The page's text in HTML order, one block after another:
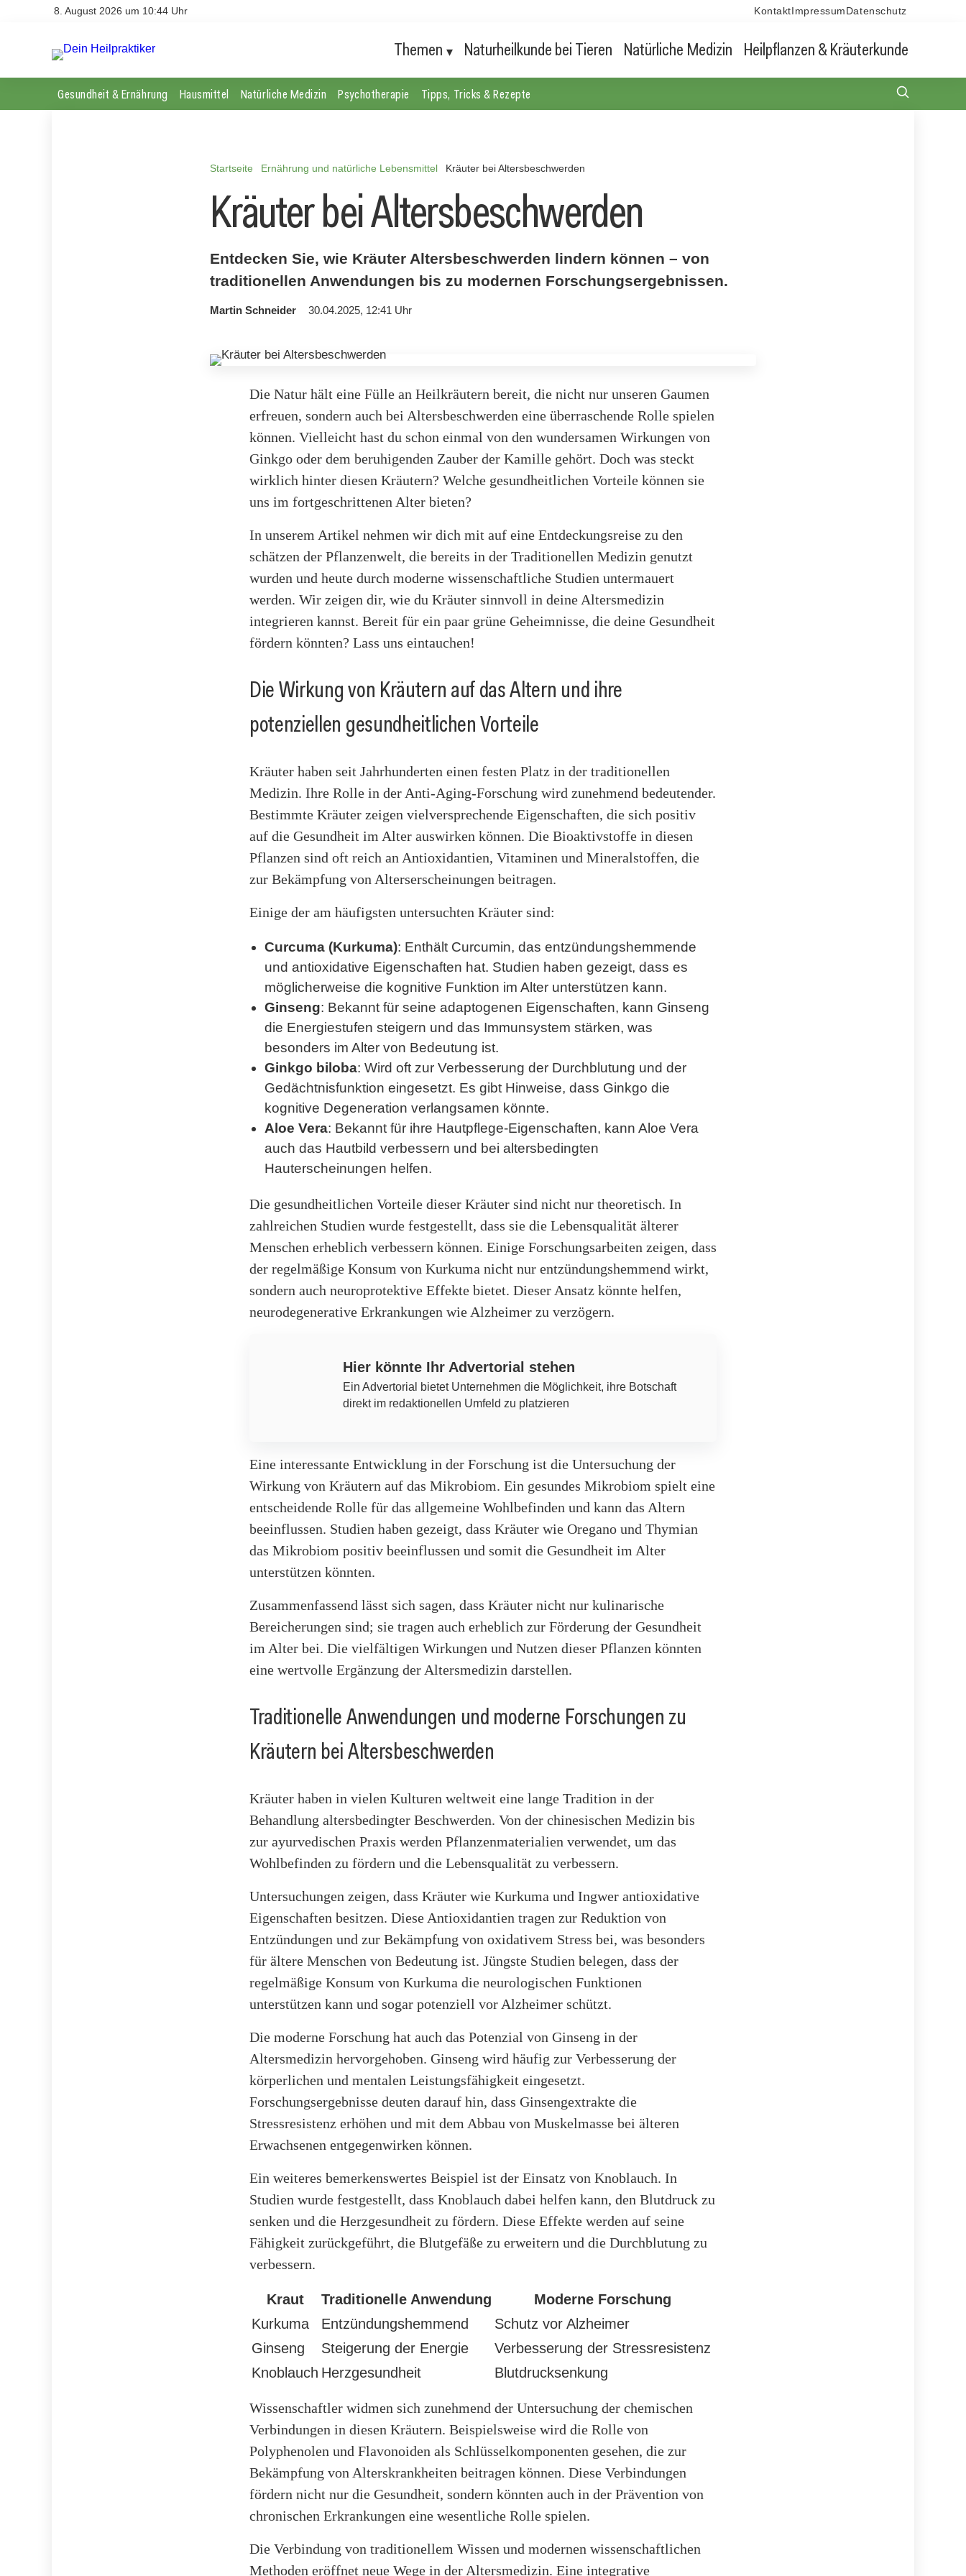
8. August 2026 um 10:44 Uhr Kontakt Impressum Datenschutz
Themen Naturheilkunde bei Tieren Natürliche Medizin Heilpflanzen & Kräuterkunde
Gesundheit & Ernährung Hausmittel Natürliche Medizin Psychotherapie Tipps, Tricks & Rezepte
Startseite Ernährung und natürliche Lebensmittel Kräuter bei Altersbeschwerden
Kräuter bei Altersbeschwerden
Entdecken Sie, wie Kräuter Altersbeschwerden lindern können – von
traditionellen Anwendungen bis zu modernen Forschungsergebnissen.
Martin Schneider 30.04.2025, 12:41 Uhr
Die Natur hält eine Fülle an Heilkräutern bereit, die nicht nur unseren Gaumen
erfreuen, sondern auch bei Altersbeschwerden eine überraschende Rolle spielen
können. Vielleicht hast du schon einmal von den wundersamen Wirkungen von
Ginkgo oder dem beruhigenden Zauber der Kamille gehört. Doch was steckt
wirklich hinter diesen Kräutern? Welche gesundheitlichen Vorteile können sie
uns im fortgeschrittenen Alter bieten?
In unserem Artikel nehmen wir dich mit auf eine Entdeckungsreise zu den
schätzen der Pflanzenwelt, die bereits in der Traditionellen Medizin genutzt
wurden und heute durch moderne wissenschaftliche Studien untermauert
werden. Wir zeigen dir, wie du Kräuter sinnvoll in deine Altersmedizin
integrieren kannst. Bereit für ein paar grüne Geheimnisse, die deine Gesundheit
fördern könnten? Lass uns eintauchen!
Die Wirkung von Kräutern auf das Altern und ihre
potenziellen gesundheitlichen Vorteile
Kräuter haben seit Jahrhunderten einen festen Platz in der traditionellen
Medizin. Ihre Rolle in der Anti-Aging-Forschung wird zunehmend bedeutender.
Bestimmte Kräuter zeigen vielversprechende Eigenschaften, die sich positiv
auf die Gesundheit im Alter auswirken können. Die Bioaktivstoffe in diesen
Pflanzen sind oft reich an Antioxidantien, Vitaminen und Mineralstoffen, die
zur Bekämpfung von Alterserscheinungen beitragen.
Einige der am häufigsten untersuchten Kräuter sind:
Curcuma (Kurkuma): Enthält Curcumin, das entzündungshemmende
und antioxidative Eigenschaften hat. Studien haben gezeigt, dass es
möglicherweise die kognitive Funktion im Alter unterstützen kann.
Ginseng: Bekannt für seine adaptogenen Eigenschaften, kann Ginseng
die Energiestufen steigern und das Immunsystem stärken, was
besonders im Alter von Bedeutung ist.
Ginkgo biloba: Wird oft zur Verbesserung der Durchblutung und der
Gedächtnisfunktion eingesetzt. Es gibt Hinweise, dass Ginkgo die
kognitive Degeneration verlangsamen könnte.
Aloe Vera: Bekannt für ihre Hautpflege-Eigenschaften, kann Aloe Vera
auch das Hautbild verbessern und bei altersbedingten
Hauterscheinungen helfen.
Die gesundheitlichen Vorteile dieser Kräuter sind nicht nur theoretisch. In
zahlreichen Studien wurde festgestellt, dass sie die Lebensqualität älterer
Menschen erheblich verbessern können. Einige Forschungsarbeiten zeigen, dass
der regelmäßige Konsum von Kurkuma nicht nur entzündungshemmend wirkt,
sondern auch neuroprotektive Effekte bietet. Dieser Ansatz könnte helfen,
neurodegenerative Erkrankungen wie Alzheimer zu verzögern.
Hier könnte Ihr Advertorial stehen
Ein Advertorial bietet Unternehmen die Möglichkeit, ihre Botschaft
direkt im redaktionellen Umfeld zu platzieren
Eine interessante Entwicklung in der Forschung ist die Untersuchung der
Wirkung von Kräutern auf das Mikrobiom. Ein gesundes Mikrobiom spielt eine
entscheidende Rolle für das allgemeine Wohlbefinden und kann das Altern
beeinflussen. Studien haben gezeigt, dass Kräuter wie Oregano und Thymian
das Mikrobiom positiv beeinflussen und somit die Gesundheit im Alter
unterstützen könnten.
Zusammenfassend lässt sich sagen, dass Kräuter nicht nur kulinarische
Bereicherungen sind; sie tragen auch erheblich zur Förderung der Gesundheit
im Alter bei. Die vielfältigen Wirkungen und Nutzen dieser Pflanzen könnten
eine wertvolle Ergänzung der Altersmedizin darstellen.
Traditionelle Anwendungen und moderne Forschungen zu
Kräutern bei Altersbeschwerden
Kräuter haben in vielen Kulturen weltweit eine lange Tradition in der
Behandlung altersbedingter Beschwerden. Von der chinesischen Medizin bis
zur ayurvedischen Praxis werden Pflanzenmaterialien verwendet, um das
Wohlbefinden zu fördern und die Lebensqualität zu verbessern.
Untersuchungen zeigen, dass Kräuter wie Kurkuma und Ingwer antioxidative
Eigenschaften besitzen. Diese Antioxidantien tragen zur Reduktion von
Entzündungen und zur Bekämpfung von oxidativem Stress bei, was besonders
für ältere Menschen von Bedeutung ist. Jüngste Studien belegen, dass der
regelmäßige Konsum von Kurkuma die neurologischen Funktionen
unterstützen kann und sogar potenziell vor Alzheimer schützt.
Die moderne Forschung hat auch das Potenzial von Ginseng in der
Altersmedizin hervorgehoben. Ginseng wird häufig zur Verbesserung der
körperlichen und mentalen Leistungsfähigkeit eingesetzt.
Forschungsergebnisse deuten darauf hin, dass Ginsengextrakte die
Stressresistenz erhöhen und mit dem Abbau von Muskelmasse bei älteren
Erwachsenen entgegenwirken können.
Ein weiteres bemerkenswertes Beispiel ist der Einsatz von Knoblauch. In
Studien wurde festgestellt, dass Knoblauch dabei helfen kann, den Blutdruck zu
senken und die Herzgesundheit zu fördern. Diese Effekte werden auf seine
Fähigkeit zurückgeführt, die Blutgefäße zu erweitern und die Durchblutung zu
verbessern.
Kraut Traditionelle Anwendung
Moderne Forschung
Kurkuma
Entzündungshemmend
Schutz vor Alzheimer
Ginseng
Steigerung der Energie
Verbesserung der Stressresistenz
Knoblauch Herzgesundheit Blutdrucksenkung
Wissenschaftler widmen sich zunehmend der Untersuchung der chemischen
Verbindungen in diesen Kräutern. Beispielsweise wird die Rolle von
Polyphenolen und Flavonoiden als Schlüsselkomponenten gesehen, die zur
Bekämpfung von Alterskrankheiten beitragen können. Diese Verbindungen
fördern nicht nur die Gesundheit, sondern könnten auch in der Prävention von
chronischen Erkrankungen eine wesentliche Rolle spielen.
Die Verbindung von traditionellem Wissen und modernen wissenschaftlichen
Methoden eröffnet neue Wege in der Altersmedizin. Eine integrative